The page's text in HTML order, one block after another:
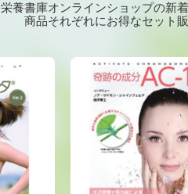
栄養書庫オンラインショップの新
商品それぞれにお得なセット